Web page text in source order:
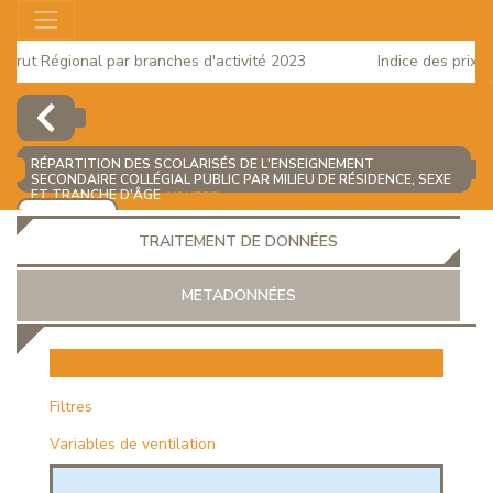
Régional par branches d'activité 2023
Indice des prix à la
RÉPARTITION DES SCOLARISÉS DE L'ENSEIGNEMENT
SECONDAIRE COLLÉGIAL PUBLIC PAR MILIEU DE RÉSIDENCE, SEXE
ET TRANCHE D'ÂGE(NOMBRE)
AJOUTER
TRAITEMENT DE DONNÉES
METADONNÉES
Filtres
Variables de ventilation